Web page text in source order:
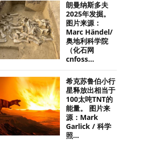
朗曼纳斯多夫
2025年发掘。
图片来源：
Marc Händel/
奥地利科学院
（化石网
cnfoss...
希克苏鲁伯小行
星释放出相当于
100太吨TNT的
能量。 图片来
源：Mark
Garlick / 科学
照...